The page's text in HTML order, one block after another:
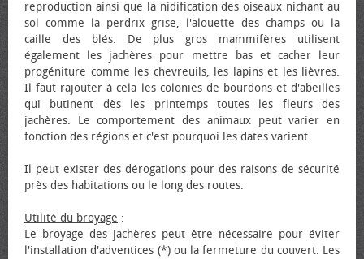
reproduction ainsi que la nidification des oiseaux nichant au
sol comme la perdrix grise, l'alouette des champs ou la
caille des blés. De plus gros mammifères utilisent
également les jachères pour mettre bas et cacher leur
progéniture comme les chevreuils, les lapins et les lièvres.
Il faut rajouter à cela les colonies de bourdons et d'abeilles
qui butinent dès les printemps toutes les fleurs des
jachères. Le comportement des animaux peut varier en
fonction des régions et c'est pourquoi les dates varient.
Il peut exister des dérogations pour des raisons de sécurité
près des habitations ou le long des routes.
Utilité du broyage :
Le broyage des jachères peut être nécessaire pour éviter
l'installation d'adventices (*) ou la fermeture du couvert. Les